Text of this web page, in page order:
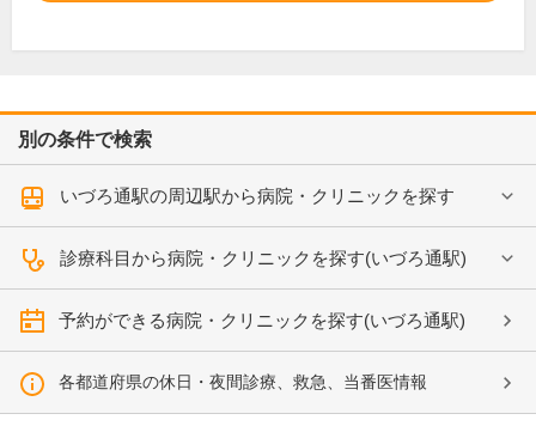
別の条件で検索
いづろ通駅の周辺駅から病院・クリニックを探す
診療科目から病院・クリニックを探す(いづろ通駅)
予約ができる病院・クリニックを探す(いづろ通駅)
各都道府県の休日・夜間診療、救急、当番医情報